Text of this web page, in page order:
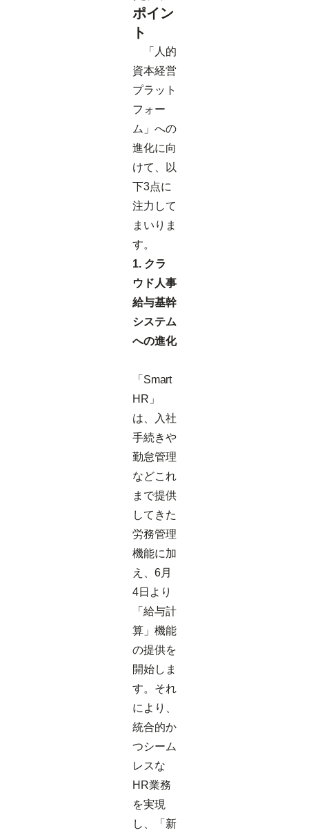
ポイン
ト
「人的
資本経営
プラット
フォー
ム」への
進化に向
けて、以
下3点に
注力して
まいりま
す。
1. クラ
ウド人事
給与基幹
システム
への進化
「Smart
HR」
は、入社
手続きや
勤怠管理
などこれ
まで提供
してきた
労務管理
機能に加
え、6月
4日より
「給与計
算」機能
の提供を
開始しま
す。それ
により、
統合的か
つシーム
レスな
HR業務
を実現
し、「新